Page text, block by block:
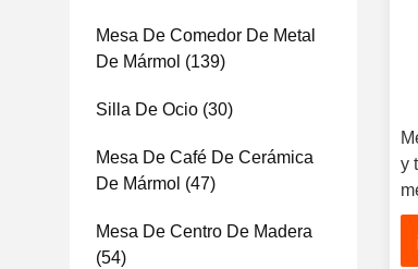
Mesa De Comedor De Metal
De Mármol (139)
Silla De Ocio (30)
Mesa De Café De Cerámica
De Mármol (47)
Mesa De Centro De Madera
(54)
y